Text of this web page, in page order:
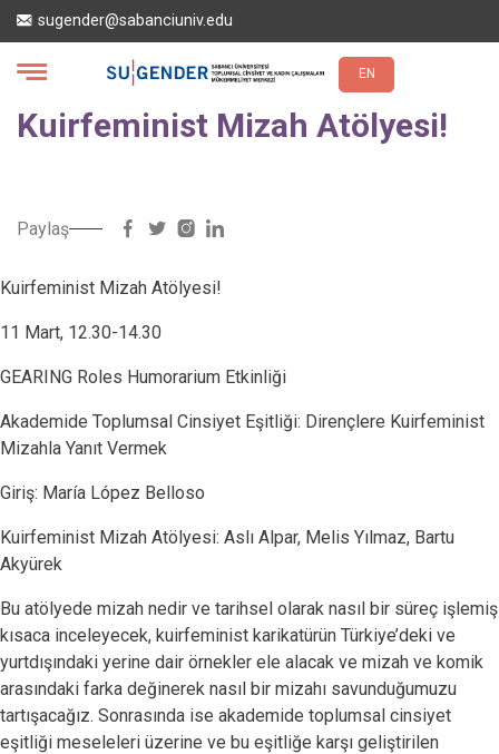
Ana
içeriğe
atla
sugender@sabanciuniv.edu
EN
Kuirfeminist Mizah Atölyesi!
Paylaş
Kuirfeminist Mizah Atölyesi!
11 Mart, 12.30-14.30
GEARING Roles Humorarium Etkinliği
Akademide Toplumsal Cinsiyet Eşitliği: Dirençlere Kuirfeminist
Mizahla Yanıt Vermek
Giriş: María López Belloso
Kuirfeminist Mizah Atölyesi: Aslı Alpar, Melis Yılmaz, Bartu
Akyürek
Bu atölyede mizah nedir ve tarihsel olarak nasıl bir süreç işlemiş
kısaca inceleyecek, kuirfeminist karikatürün Türkiye’deki ve
yurtdışındaki yerine dair örnekler ele alacak ve mizah ve komik
arasındaki farka değinerek nasıl bir mizahı savunduğumuzu
tartışacağız. Sonrasında ise akademide toplumsal cinsiyet
eşitliği meseleleri üzerine ve bu eşitliğe karşı geliştirilen